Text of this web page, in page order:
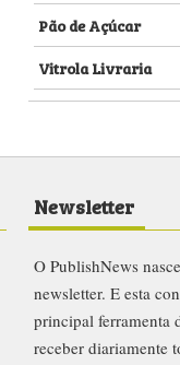
Pão de Açúcar
Vitrola Livraria
Newsletter
O PublishNews
newsletter. E esta
principal ferramenta
receber diariamente